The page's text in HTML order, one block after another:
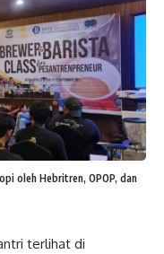
oleh Hebritren, OPOP, dan
terlihat di